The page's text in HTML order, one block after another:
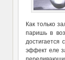
Как только
паришь в
эффект еле